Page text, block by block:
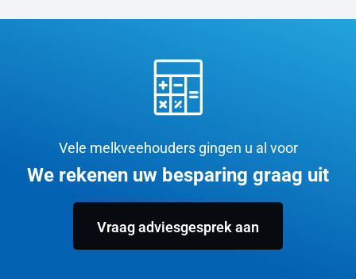
Vele melkveehouders gingen u al voor
We rekenen uw besparing graag uit
Vraag adviesgesprek aan